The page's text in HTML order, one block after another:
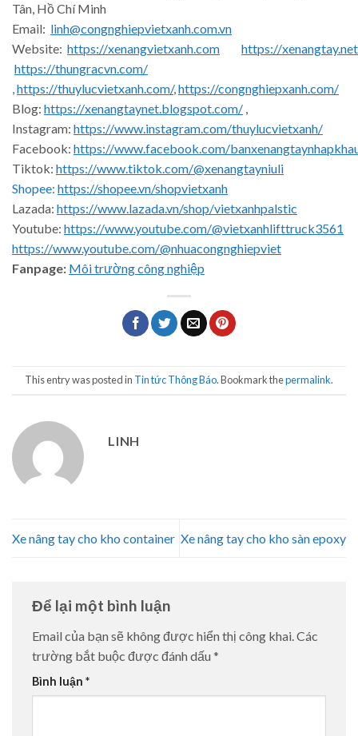
Tân, Hồ Chí Minh
Email: linh@congnghiepvietxanh.com.vn
Website: https://xenangvietxanh.com
https://xenangtay.net
https://thungracvn.com/
,https://thuylucvietxanh.com/,https://congnghiepxanh.com/
Blog: https://xenangtaynet.blogspot.com/ ,
Instagram: https://www.instagram.com/thuylucvietxanh/
Facebook: https://www.facebook.com/
Tiktok: https://www.tiktok.com/@xenangtayniuli
Shopee: https://shopee.vn/shopvietxanh
Lazada: https://www.lazada.vn/shop/vietxanhpalstic
Youtube: https://www.youtube.com/@vietxanhlifttruck3561
https://www.youtube.com/@nhuacongnghiepviet
Fanpage: Môi trường công nghiệp
This entry was posted in Tin tức Thông Báo. Bookmark thepermalink.
LINH
Xe nâng tay cho kho container Xe nâng tay cho kho sàn epoxy
Để lại một bình luận
Email của bạn sẽ không được hiển thị công khai.Các
trường bắt buộc được đánh dấu *
Bình luận *